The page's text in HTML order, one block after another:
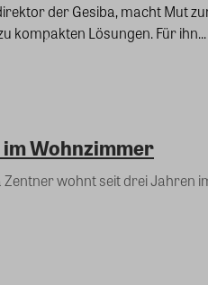
der Gesiba, macht Mut
kompakten Lösungen. Für ihn...
Wohnzimmer
wohnt seit drei Jahren